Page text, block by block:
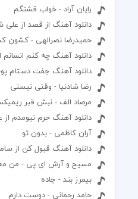
رایان آراد - خواب قشنگم
دانلود آهنگ از قصد از علی
حمیدرضا نصرالهی - کشون
دانلود آهنگ چه کنم انسانم
دانلود آهنگ جفت دستام
رضا شادنیا - وقتی نیستی
مرصاد الف - نبش قبر
دانلود آهنگ حرم نیومدم از
آران کاظمی - بدون تو
دانلود آهنگ قبول کن از
مسیح و آرش ای پی - من
بیمرز بند - جاده
حامد رحمانی - دوست دارم